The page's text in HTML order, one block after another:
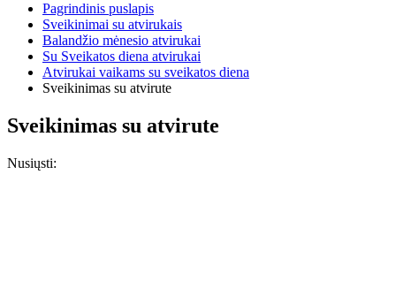
Pagrindinis puslapis
Sveikinimai su atvirukais
Balandžio mėnesio atvirukai
Su Sveikatos diena atvirukai
Atvirukai vaikams su sveikatos diena
Sveikinimas su atvirute
Sveikinimas su atvirute
Nusiųsti: